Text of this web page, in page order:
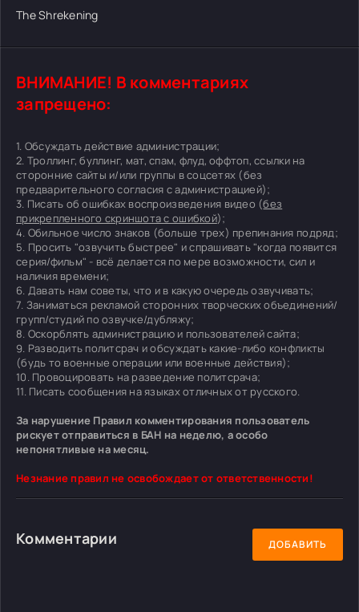
The Shrekening
ВНИМАНИЕ! В комментариях
запрещено:
1. Обсуждать действие администрации;
2. Троллинг, буллинг, мат, спам, флуд, оффтоп, ссылки на
сторонние сайты и/или группы в соцсетях (без
предварительного согласия с администрацией);
3. Писать об ошибках воспроизведения видео (без
прикрепленного скриншота с ошибкой);
4. Обильное число знаков (больше трех) препинания подряд;
5. Просить "озвучить быстрее" и спрашивать "когда появится
серия/фильм" - всё делается по мере возможности, сил и
наличия времени;
6. Давать нам советы, что и в какую очередь озвучивать;
7. Заниматься рекламой сторонних творческих объединений/
групп/студий по озвучке/дубляжу;
8. Оскорблять администрацию и пользователей сайта;
9. Разводить политсрач и обсуждать какие-либо конфликты
(будь то военные операции или военные действия);
10. Провоцировать на разведение политсрача;
11. Писать сообщения на языках отличных от русского.
За нарушение Правил комментирования пользователь
рискует отправиться в БАН на неделю, а особо
непонятливые на месяц.
Незнание правил не освобождает от ответственности!
Комментарии ДОБАВИТЬ